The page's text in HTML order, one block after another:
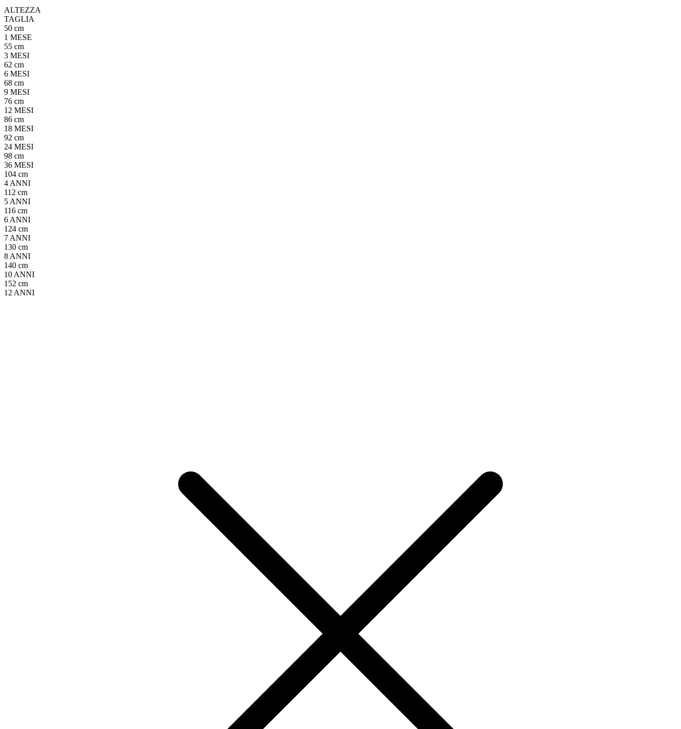
ALTEZZA
TAGLIA
50 cm
1 MESE
55 cm
3 MESI
62 cm
6 MESI
68 cm
9 MESI
76 cm
12 MESI
86 cm
18 MESI
92 cm
24 MESI
98 cm
36 MESI
104 cm
4 ANNI
112 cm
5 ANNI
116 cm
6 ANNI
124 cm
7 ANNI
130 cm
8 ANNI
140 cm
10 ANNI
152 cm
12 ANNI